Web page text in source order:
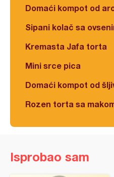
Domaći kompot od
Sipani kolač sa
Kremasta Jafa torta
Mini srce pica
Domaći kompot od
Rozen torta sa
Isprobao sam